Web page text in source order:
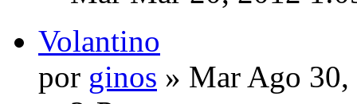
Volantino
por ginos » Mar Ago